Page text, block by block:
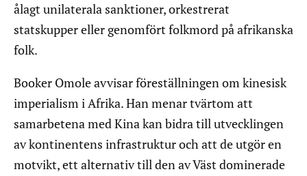
ålagt unilaterala sanktioner, orkestrerat
statskupper eller genomfört folkmord på afrikanska
folk.
Booker Omole avvisar föreställningen om kinesisk
imperialism i Afrika. Han menar tvärtom att
samarbetena med Kina kan bidra till utvecklingen
av kontinentens infrastruktur och att de utgör en
motvikt, ett alternativ till den av Väst dominerade